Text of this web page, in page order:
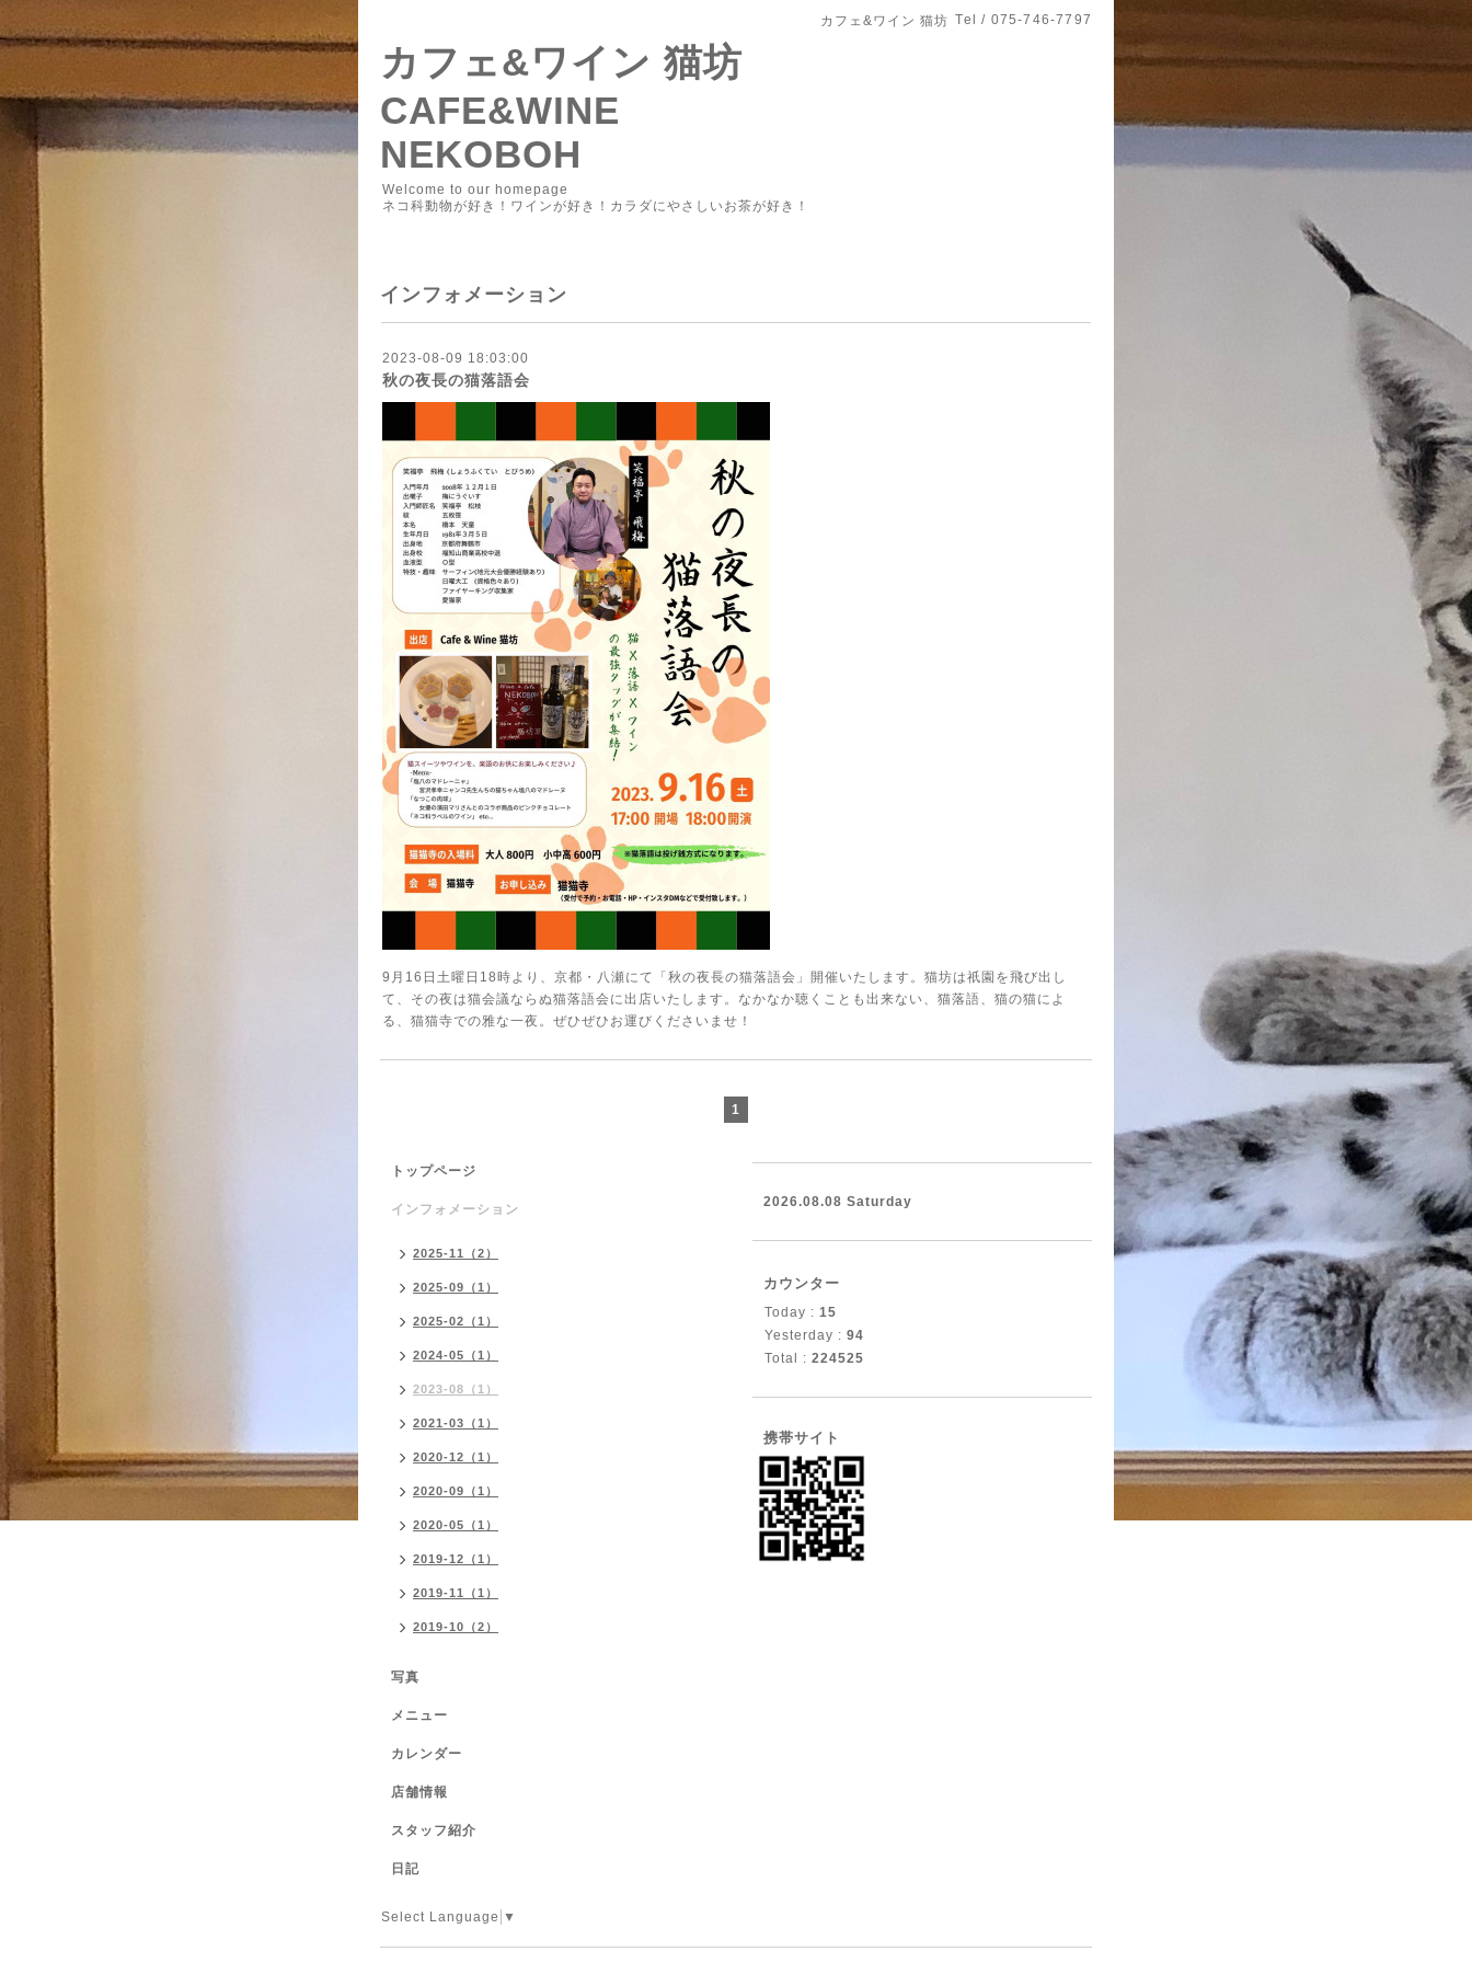
カフェ&ワイン 猫坊 Tel / 075-746-7797
カフェ&ワイン 猫坊
CAFE&WINE
NEKOBOH
Welcome to our homepage
ネコ科動物が好き！ワインが好き！カラダにやさしいお茶が好き！
インフォメーション
2023-08-09 18:03:00
秋の夜長の猫落語会
9月16日土曜日18時より、京都・八瀬にて「秋の夜長の猫落語会」開催いたします。猫坊は祇園を飛び出し
て、その夜は猫会議ならぬ猫落語会に出店いたします。なかなか聴くことも出来ない、猫落語、猫の猫によ
る、猫猫寺での雅な一夜。ぜひぜひお運びくださいませ！
1
トップページ
インフォメーション
2025-11（2）
2025-09（1）
2025-02（1）
2024-05（1）
2023-08（1）
2021-03（1）
2020-12（1）
2020-09（1）
2020-05（1）
2019-12（1）
2019-11（1）
2019-10（2）
写真
メニュー
カレンダー
店舗情報
スタッフ紹介
日記
Select Language ▼
2026.08.08 Saturday
カウンター
Today : 15
Yesterday : 94
Total : 224525
携帯サイト